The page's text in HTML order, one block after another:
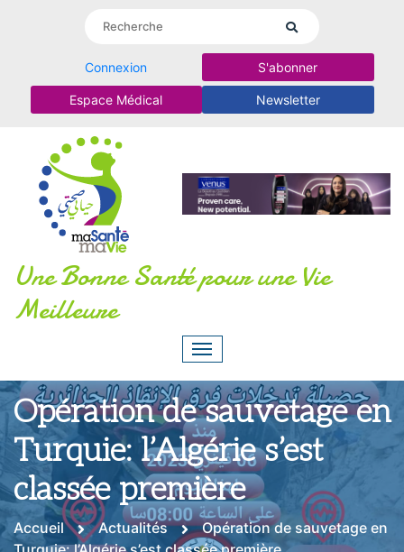
Connexion S'abonner
Espace Médical Newsletter
Une Bonne Santé pour une Vie
Meilleure
Opération de sauvetage en
Turquie: l’Algérie s’est
classée première
Accueil Actualités
Opération de sauvetage en